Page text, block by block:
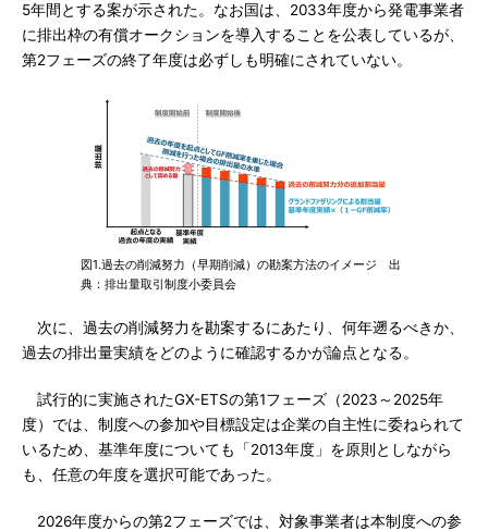
5年間とする案が示された。なお国は、2033年度から発電事業者
に排出枠の有償オークションを導入することを公表しているが、
第2フェーズの終了年度は必ずしも明確にされていない。
図1.過去の削減努力（早期削減）の勘案方法のイメージ 出
典：排出量取引制度小委員会
次に、過去の削減努力を勘案するにあたり、何年遡るべきか、
過去の排出量実績をどのように確認するかが論点となる。
試行的に実施されたGX-ETSの第1フェーズ（2023～2025年
度）では、制度への参加や目標設定は企業の自主性に委ねられて
いるため、基準年度についても「2013年度」を原則としながら
も、任意の年度を選択可能であった。
2026年度からの第2フェーズでは、対象事業者は本制度への参